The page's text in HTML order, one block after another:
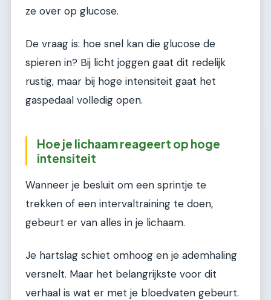
ze over op glucose.
De vraag is: hoe snel kan die glucose de
spieren in? Bij licht joggen gaat dit redelijk
rustig, maar bij hoge intensiteit gaat het
gaspedaal volledig open.
Hoe je lichaam reageert op hoge
intensiteit
Wanneer je besluit om een sprintje te
trekken of een intervaltraining te doen,
gebeurt er van alles in je lichaam.
Je hartslag schiet omhoog en je ademhaling
versnelt. Maar het belangrijkste voor dit
verhaal is wat er met je bloedvaten gebeurt.